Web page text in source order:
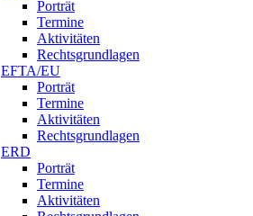
Porträt
Termine
Aktivitäten
Rechtsgrundlagen
EFTA/EU
Porträt
Termine
Aktivitäten
Rechtsgrundlagen
ERD
Porträt
Termine
Aktivitäten